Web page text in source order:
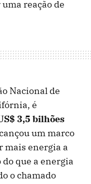
reação de
Nacional de
é
3,5 bilhões
um marco
mais energia a
que a energia
o chamado